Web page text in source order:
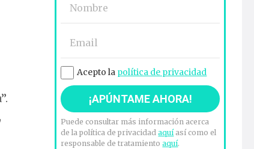
Acepto la política de privacidad
Puede consultar más información acerca
de la política de privacidadaquíasí como el
responsable de tratamientoaquí.